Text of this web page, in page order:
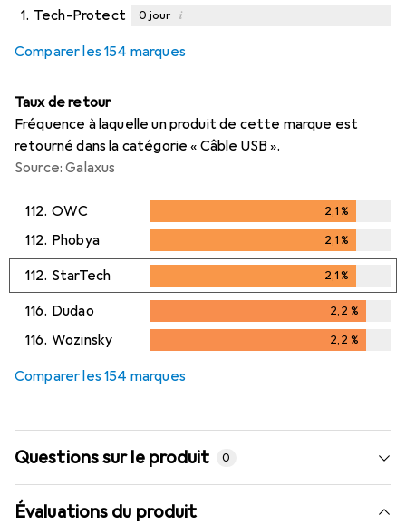
1. Tech-Protect 0jour i
Comparer les 154 marques
Taux de retour
Fréquence à laquelle un produit de cette marque est
retourné dans la catégorie « Câble USB ».
Source: Galaxus
112. OWC 2,1%
2,1%
112. Phobya 2,1%
2,1%
112. StarTech 2,1%
2,1%
116. Dudao 2,2 %
2,2%
116. Wozinsky 2,2 %
Comparer les 154 marques
Questions sur le produit 0
Évaluations du produit